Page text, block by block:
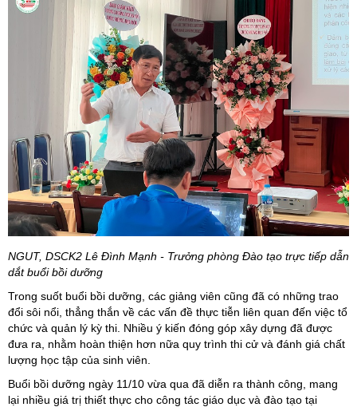
NGUT, DSCK2 Lê Đình Mạnh - Trưởng phòng Đào tạo trực tiếp dẫn
dắt buổi bồi dưỡng
Trong suốt buổi bồi dưỡng, các giảng viên cũng đã có những trao
đổi sôi nổi, thẳng thắn về các vấn đề thực tiễn liên quan đến việc tổ
chức và quản lý kỳ thi. Nhiều ý kiến đóng góp xây dựng đã được
đưa ra, nhằm hoàn thiện hơn nữa quy trình thi cử và đánh giá chất
lượng học tập của sinh viên.
Buổi bồi dưỡng ngày 11/10 vừa qua đã diễn ra thành công, mang
lại nhiều giá trị thiết thực cho công tác giáo dục và đào tạo tại